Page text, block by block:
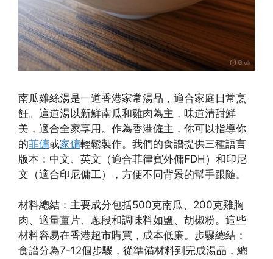
南瓜雞絲湯是一道香港家常湯品，適合家庭日常烹
飪。這道湯以新鮮南瓜和雞肉為主，味道清甜鮮
美，適合全家享用。作為香港僱主，你可以指導你
的菲傭或家傭輕鬆製作。我們的食譜提供三種語言
版本：中文、英文（適合菲律賓外傭FDH）和印尼
文（適合印尼傭工），方便不同背景的幫手跟隨。
材料總結：主要成分包括500克南瓜、200克雞胸
肉、適量薑片、蔥段和調味料如鹽、胡椒粉。這些
材料容易在香港超市購買，成本低廉。步驟總結：
食譜分為7-12個步驟，從準備材料到完成湯品，總